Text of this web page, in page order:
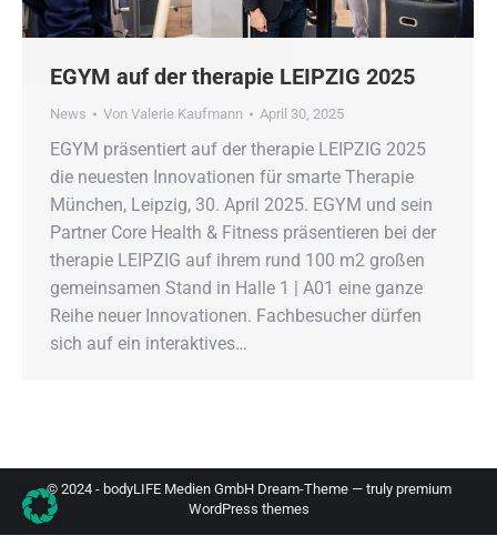
EGYM auf der therapie LEIPZIG 2025
News Von Valerie Kaufmann April 30, 2025
EGYM präsentiert auf der therapie LEIPZIG 2025
die neuesten Innovationen für smarte Therapie
München, Leipzig, 30. April 2025. EGYM und sein
Partner Core Health & Fitness präsentieren bei der
therapie LEIPZIG auf ihrem rund 100 m2 großen
gemeinsamen Stand in Halle 1 | A01 eine ganze
Reihe neuer Innovationen. Fachbesucher dürfen
sich auf ein interaktives…
© 2024 - bodyLIFE Medien GmbH Dream-Theme — truly premium
WordPress themes